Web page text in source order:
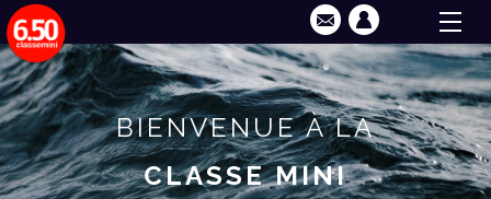
BIENVENUE À LA
CLASSE MINI